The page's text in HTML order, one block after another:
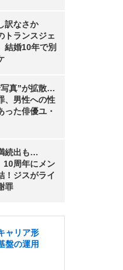
訳なさか
トランスジェ
結婚10年で別
写真”が拡散…
、男性への性
った俳優ユ・
続出も…
10周年にメン
！ジスがライ
罪
ャリア形
盤の運用